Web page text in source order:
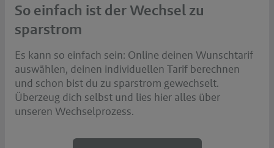
So einfach ist der Wechsel zu
sparstrom
Es kann so einfach sein: Online deinen Wunschtarif
auswählen, deinen individuellen Tarif berechnen
und schon bist du zu sparstrom gewechselt.
Überzeug dich selbst und lies hier alles über
unseren Wechselprozess.